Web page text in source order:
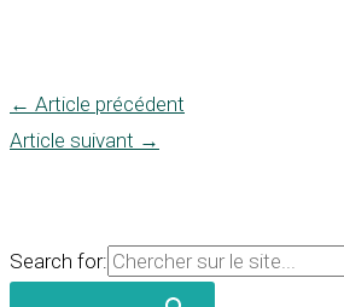
← Article précédent
Article suivant →
Search for: